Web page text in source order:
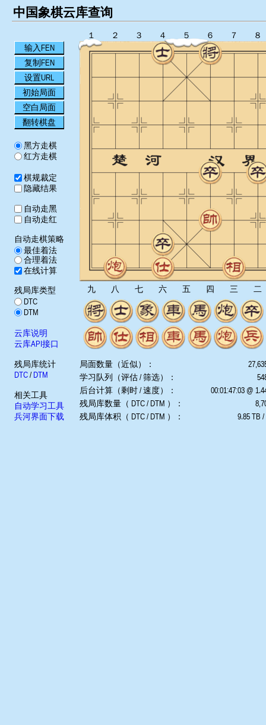
中国象棋云库查询
输入FEN
复制FEN
设置URL
初始局面
空白局面
翻转棋盘
黑方走棋
红方走棋
棋规裁定
隐藏结果
自动走黑
自动走红
自动走棋策略
最佳着法
合理着法
在线计算
残局库类型
DTC
DTM
云库说明
云库API接口
残局库统计
DTC/ DTM
相关工具
自动学习工具
兵河界面下载
１ ２ ３ ４ ５ ６ ７ ８
九 八 七 六 五 四 三 二
局面数量（近似）：
学习队列（评估 / 筛选）：
后台计算（剩时 / 速度）：
00:01:47:03 @
残局库数量（ DTC / DTM ）：
残局库体积（ DTC / DTM ）：
9.85 TB